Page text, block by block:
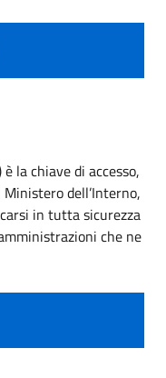
la chiave di accesso,
dell’Interno,
in tutta sicurezza
che ne